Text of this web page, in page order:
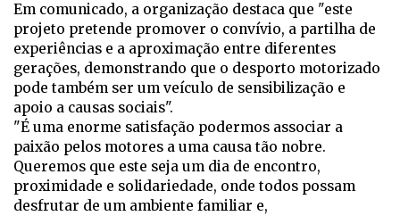
Em comunicado, a organização destaca que "este
projeto pretende promover o convívio, a partilha de
experiências e a aproximação entre diferentes
gerações, demonstrando que o desporto motorizado
pode também ser um veículo de sensibilização e
apoio a causas sociais".
"É uma enorme satisfação podermos associar a
paixão pelos motores a uma causa tão nobre.
Queremos que este seja um dia de encontro,
proximidade e solidariedade, onde todos possam
desfrutar de um ambiente familiar e,